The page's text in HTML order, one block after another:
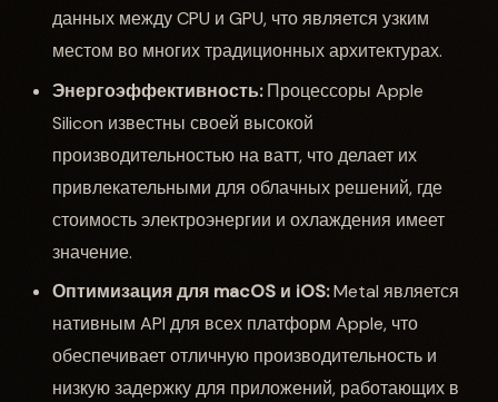
данных между CPU и GPU, что является узким
местом во многих традиционных архитектурах.
Энергоэффективность:Процессоры Apple
Silicon известны своей высокой
производительностью на ватт, что делает их
привлекательными для облачных решений, где
стоимость электроэнергии и охлаждения имеет
значение.
Оптимизация для macOS и iOS:Metal является
нативным API для всех платформ Apple, что
обеспечивает отличную производительность и
низкую задержку для приложений, работающих в